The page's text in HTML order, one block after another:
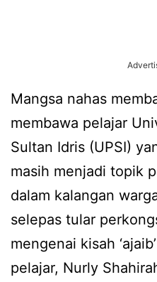
Mangsa nahas
membawa pelajar
Sultan Idris (UPSI)
masih menjadi topik
dalam kalangan
selepas tular
mengenai kisah
pelajar, Nurly